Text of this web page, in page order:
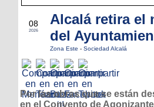
08
2026
Alcalá retira el
del
Zona Este - Sociedad Alcalá
Por las obras que se están
en el Convento de